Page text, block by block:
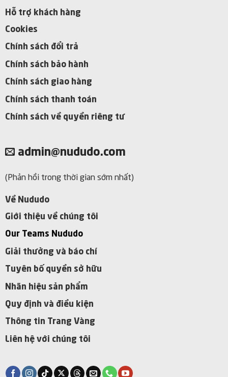
Hỗ trợ khách hàng
Cookies
Chính sách đổi trả
Chính sách bảo hành
Chính sách giao hàng
Chính sách thanh toán
Chính sách về quyền riêng tư
admin@nududo.com
(Phản hồi trong thời gian sớm nhất)
Về Nududo
Giới thiệu về chúng tôi
Our Teams Nududo
Giải thưởng và báo chí
Tuyên bố quyền sở hữu
Nhãn hiệu sản phẩm
Quy định và điều kiện
Thông tin Trang Vàng
Liên hệ với chúng tôi